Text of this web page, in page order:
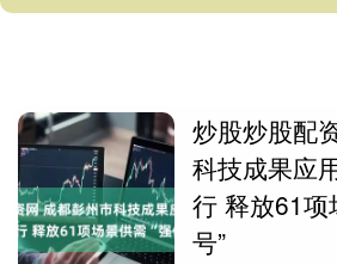
炒股炒股配
科技成果应
行 释放61项
号”